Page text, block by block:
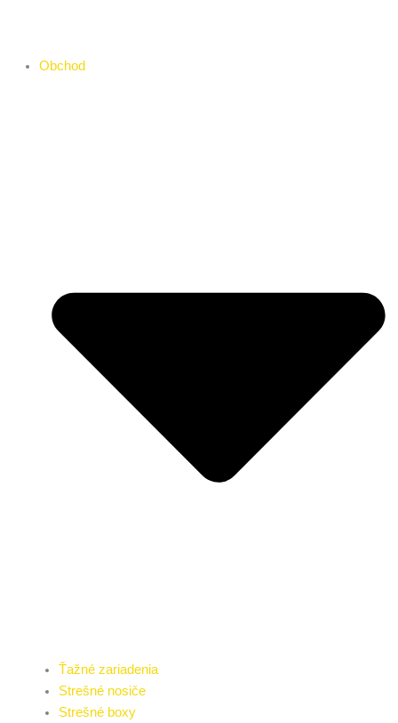
Obchod
Ťažné zariadenia
Strešné nosiče
Strešné boxy